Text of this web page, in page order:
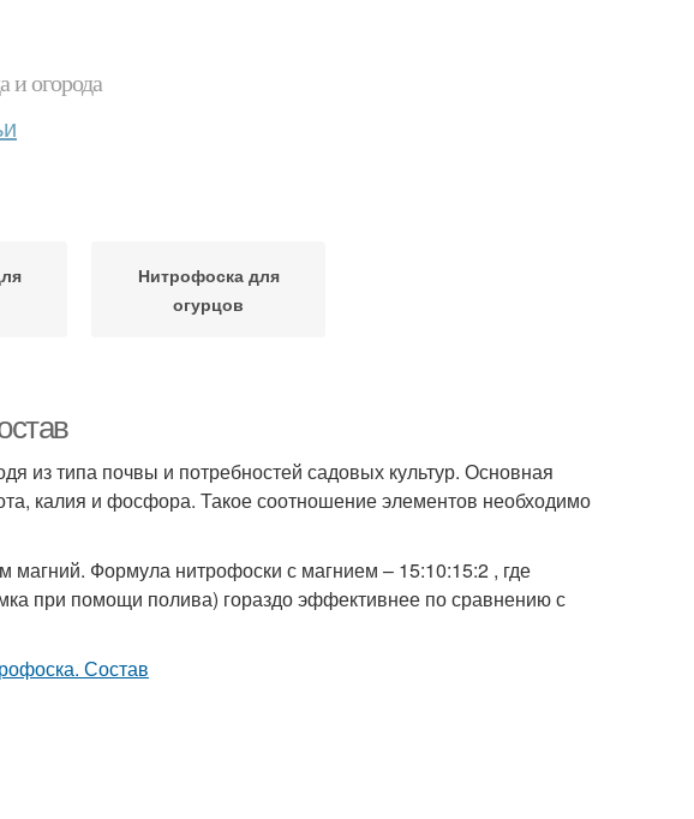
и огорода
Нитрофоска для
огурцов
из типа почвы и потребностей садовых культур. Основная
калия и фосфора. Такое соотношение элементов необходимо
Формула нитрофоски с магнием – 15:10:15:2 , где
при помощи полива) гораздо эффективнее по сравнению с